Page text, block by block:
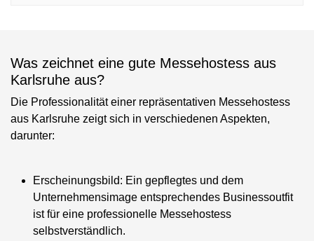
Was zeichnet eine gute Messehostess aus
Karlsruhe aus?
Die Professionalität einer repräsentativen Messehostess
aus Karlsruhe zeigt sich in verschiedenen Aspekten,
darunter:
Erscheinungsbild: Ein gepflegtes und dem
Unternehmensimage entsprechendes Businessoutfit
ist für eine professionelle Messehostess
selbstverständlich.